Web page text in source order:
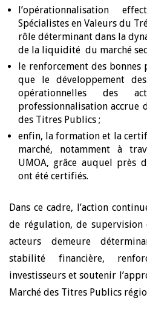
l’opérationnalisation
Spécialistes en Valeurs du
rôle déterminant dans la
de la liquidité du marché
le renforcement des bonnes
que le développement
opérationnelles des
professionnalisation accrue
des Titres Publics ;
enfin, la formation et la
marché, notamment à
UMOA, grâce auquel près
ont été certifiés.
Dans ce cadre, l’action
de régulation, de supervision
acteurs demeure
stabilité financière,
investisseurs et soutenir
Marché des Titres Publics